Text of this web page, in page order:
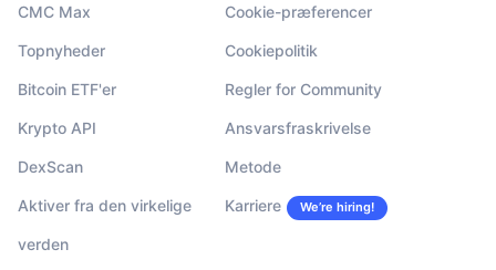
CMC Max
Topnyheder
Bitcoin ETF'er
Krypto API
DexScan
Aktiver fra den virkelige
verden
Cookie-præferencer
Cookiepolitik
Regler for Community
Ansvarsfraskrivelse
Metode
Karriere We’re hiring!